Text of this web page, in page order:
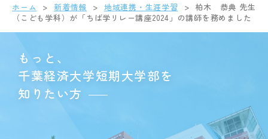
ホーム 新着情報 地域連携・生涯学習
柏木 恭典 先生
（こども学科）が「ちば学リレー講座2024」の講師を務めました
もっと、
千葉経済大学短期大学部を
知りたい方